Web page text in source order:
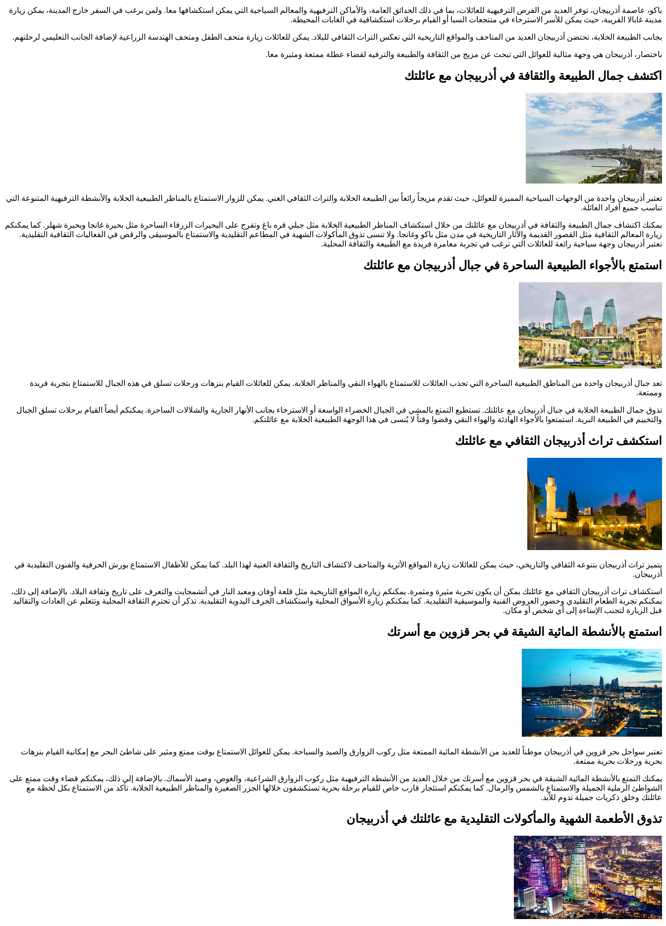
باكو، عاصمة أذربيجان، توفر العديد من الفرص الترفيهية للعائلات، بما في ذلك الحدائق العامة، والأماكن الترفيهية والمعالم السياحية التي يمكن استكشافها معا. ولمن يرغب في السفر خارج المدينة، يمكن زيارة
مدينة غابالا القريبة، حيث يمكن للأسر الاسترخاء في منتجعات السبا أو القيام برحلات استكشافية في الغابات المحيطة.
بجانب الطبيعة الخلابة، تحتضن أذربيجان العديد من المتاحف والمواقع التاريخية التي تعكس التراث الثقافي للبلاد. يمكن للعائلات زيارة متحف الطفل ومتحف الهندسة الزراعية لإضافة الجانب التعليمي لرحلتهم.
باختصار، أذربيجان هي وجهة مثالية للعوائل التي تبحث عن مزيج من الثقافة والطبيعة والترفيه لقضاء عطلة ممتعة ومثيرة معا.
اكتشف جمال الطبيعة والثقافة في أذربيجان مع عائلتك
تعتبر أذربيجان واحدة من الوجهات السياحية المميزة للعوائل، حيث تقدم مزيجاً رائعاً بين الطبيعة الخلابة والتراث الثقافي الغني. يمكن للزوار الاستمتاع بالمناظر الطبيعية الخلابة والأنشطة الترفيهية المتنوعة التي
تناسب جميع أفراد العائلة.
يمكنك اكتشاف جمال الطبيعة والثقافة في أذربيجان مع عائلتك من خلال استكشاف المناظر الطبيعية الخلابة مثل جبلي قره باغ وتفرج على البحيرات الزرقاء الساحرة مثل بحيرة غانجا وبحيرة شهلر. كما يمكنكم
زيارة المعالم الثقافية مثل القصور القديمة والآثار التاريخية في مدن مثل باكو وغانجا. ولا تنسى تذوق المأكولات الشهية في المطاعم التقليدية والاستمتاع بالموسيقى والرقص في الفعاليات الثقافية التقليدية.
تعتبر أذربيجان وجهة سياحية رائعة للعائلات التي ترغب في تجربة مغامرة فريدة مع الطبيعة والثقافة المحلية.
استمتع بالأجواء الطبيعية الساحرة في جبال أذربيجان مع عائلتك
تعد جبال أذربيجان واحدة من المناطق الطبيعية الساحرة التي تجذب العائلات للاستمتاع بالهواء النقي والمناظر الخلابة. يمكن للعائلات القيام بنزهات ورحلات تسلق في هذه الجبال للاستمتاع بتجربة فريدة
وممتعة.
تذوق جمال الطبيعة الخلابة في جبال أذربيجان مع عائلتك. تستطيع التمتع بالمشي في الجبال الخضراء الواسعة أو الاسترخاء بجانب الأنهار الجارية والشلالات الساحرة. يمكنكم أيضاً القيام برحلات تسلق الجبال
والتخييم في الطبيعة البرية. استمتعوا بالأجواء الهادئة والهواء النقي وقضوا وقتاً لا يُنسى في هذا الوجهة الطبيعية الخلابة مع عائلتكم.
استكشف تراث أذربيجان الثقافي مع عائلتك
يتميز تراث أذربيجان بتنوعه الثقافي والتاريخي، حيث يمكن للعائلات زيارة المواقع الأثرية والمتاحف لاكتشاف التاريخ والثقافة الغنية لهذا البلد. كما يمكن للأطفال الاستمتاع بورش الحرفية والفنون التقليدية في
أذربيجان.
استكشاف تراث أذربيجان الثقافي مع عائلتك يمكن أن يكون تجربة مثيرة ومثمرة. يمكنكم زيارة المواقع التاريخية مثل قلعة أوفان ومعبد النار في أتشمجايت والتعرف على تاريخ وثقافة البلاد. بالإضافة إلى ذلك،
يمكنكم تجربة الطعام التقليدي وحضور العروض الفنية والموسيقية التقليدية. كما يمكنكم زيارة الأسواق المحلية واستكشاف الحرف اليدوية التقليدية. تذكر أن تحترم الثقافة المحلية وتتعلم عن العادات والتقاليد
قبل الزيارة لتجنب الإساءة إلى أي شخص أو مكان.
استمتع بالأنشطة المائية الشيقة في بحر قزوين مع أسرتك
تعتبر سواحل بحر قزوين في أذربيجان موطناً للعديد من الأنشطة المائية الممتعة مثل ركوب الزوارق والصيد والسباحة. يمكن للعوائل الاستمتاع بوقت ممتع ومثير على شاطئ البحر مع إمكانية القيام بنزهات
بحرية ورحلات بحرية ممتعة.
يمكنك التمتع بالأنشطة المائية الشيقة في بحر قزوين مع أسرتك من خلال العديد من الأنشطة الترفيهية مثل ركوب الزوارق الشراعية، والغوص، وصيد الأسماك. بالإضافة إلى ذلك، يمكنكم قضاء وقت ممتع على
الشواطئ الرملية الجميلة والاستمتاع بالشمس والرمال. كما يمكنكم استئجار قارب خاص للقيام برحلة بحرية تستكشفون خلالها الجزر الصغيرة والمناظر الطبيعية الخلابة. تأكد من الاستمتاع بكل لحظة مع
عائلتك وخلق ذكريات جميلة تدوم للأبد.
تذوق الأطعمة الشهية والمأكولات التقليدية مع عائلتك في أذربيجان